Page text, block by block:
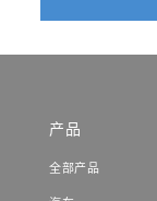
产品
全部产品